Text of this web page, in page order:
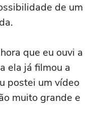
de um
que eu ouvi a
ela já filmou a
postei um vídeo
muito grande e